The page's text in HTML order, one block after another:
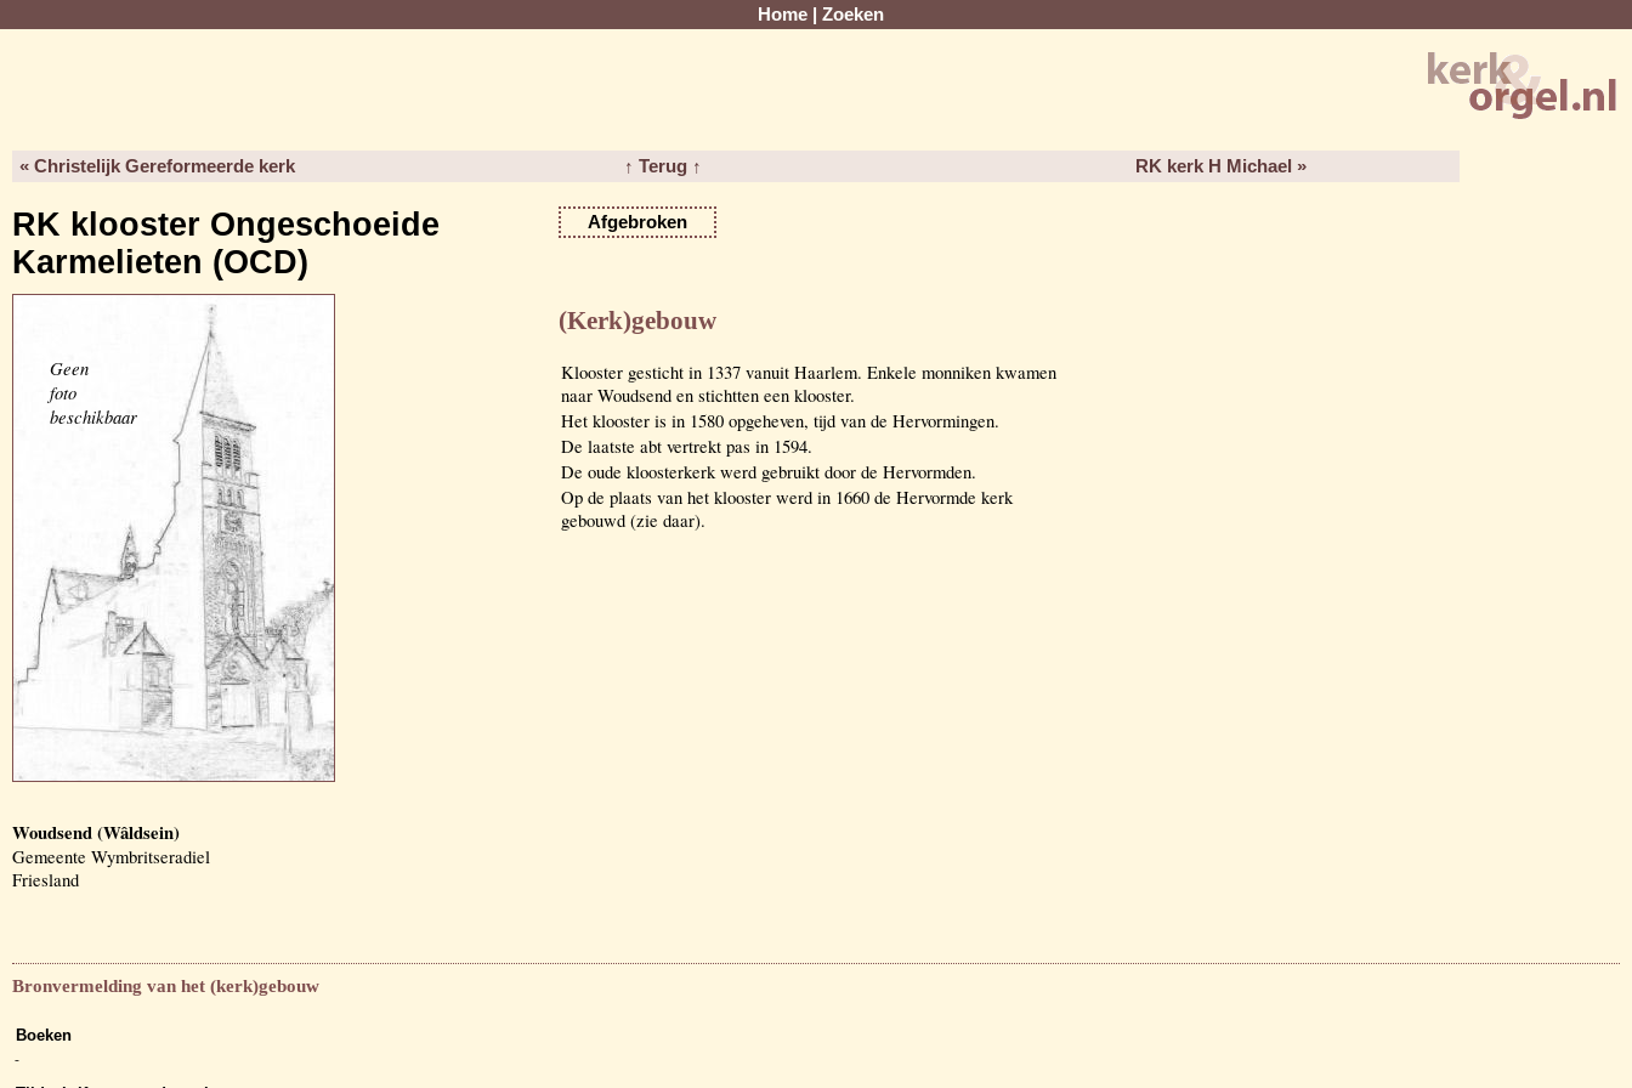
Home Zoeken
« Christelijk Gereformeerde kerk ↑ Terug ↑ RK kerk H Michael »
RK klooster Ongeschoeide
Karmelieten (OCD)
Afgebroken
Geen
foto
beschikbaar
Woudsend (Wâldsein)
Gemeente Wymbritseradiel
Friesland
(Kerk)gebouw
Klooster gesticht in 1337 vanuit Haarlem. Enkele monniken kwamen
naar Woudsend en stichtten een klooster.
Het klooster is in 1580 opgeheven, tijd van de Hervormingen.
De laatste abt vertrekt pas in 1594.
De oude kloosterkerk werd gebruikt door de Hervormden.
Op de plaats van het klooster werd in 1660 de Hervormde kerk
gebouwd (zie daar).
Bronvermelding van het (kerk)gebouw
Boeken
-